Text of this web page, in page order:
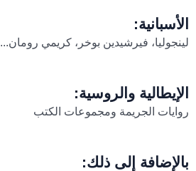
الأسبانية:
لينجوليا، فيرشيدين بوخر، كريمي رومان...
الإيطالية والروسية:
روايات الجريمة ومجموعات الكتب
بالإضافة إلى ذلك: